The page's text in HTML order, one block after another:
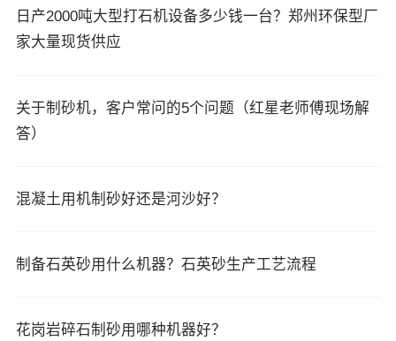
日产2000吨大型打石机设备多少钱一台？郑州环保型厂
家大量现货供应
关于制砂机，客户常问的5个问题（红星老师傅现场解
答）
混凝土用机制砂好还是河沙好？
制备石英砂用什么机器？石英砂生产工艺流程
花岗岩碎石制砂用哪种机器好？